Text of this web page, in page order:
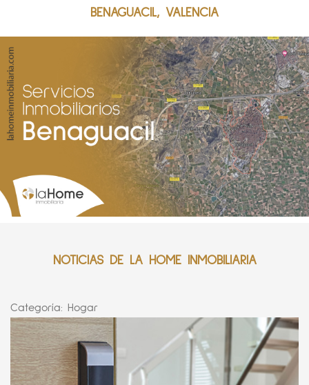
BENAGUACIL, VALENCIA
NOTICIAS DE LA HOME INMOBILIARIA
Categoría: Hogar